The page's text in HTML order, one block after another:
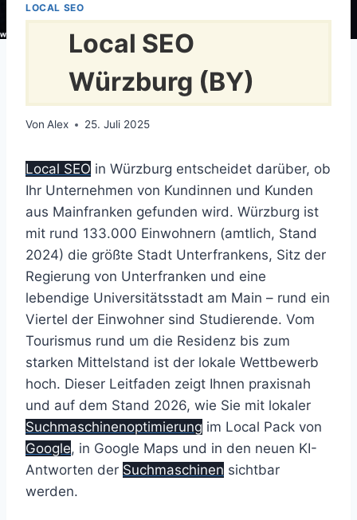
LOCAL SEO
Local SEO
Würzburg (BY)
Von Alex 25. Juli 2025
Local SEO in Würzburg entscheidet darüber, ob
Ihr Unternehmen von Kundinnen und Kunden
aus Mainfranken gefunden wird. Würzburg ist
mit rund 133.000 Einwohnern (amtlich, Stand
2024) die größte Stadt Unterfrankens, Sitz der
Regierung von Unterfranken und eine
lebendige Universitätsstadt am Main – rund ein
Viertel der Einwohner sind Studierende. Vom
Tourismus rund um die Residenz bis zum
starken Mittelstand ist der lokale Wettbewerb
hoch. Dieser Leitfaden zeigt Ihnen praxisnah
und auf dem Stand 2026, wie Sie mit lokaler
Suchmaschinenoptimierung im Local Pack von
Google, in Google Maps und in den neuen KI-
Antworten der Suchmaschinen sichtbar
werden.